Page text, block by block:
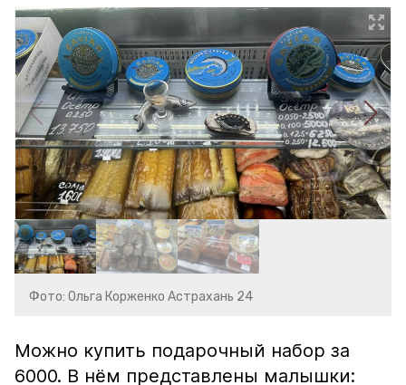
Фото: Ольга Корженко Астрахань 24
Можно купить подарочный набор за
6000. В нём представлены малышки: